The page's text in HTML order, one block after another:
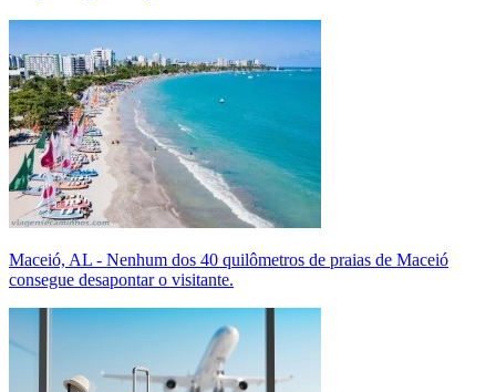
Maceió, AL - Nenhum dos 40 quilômetros de praias de Maceió
consegue desapontar o visitante.